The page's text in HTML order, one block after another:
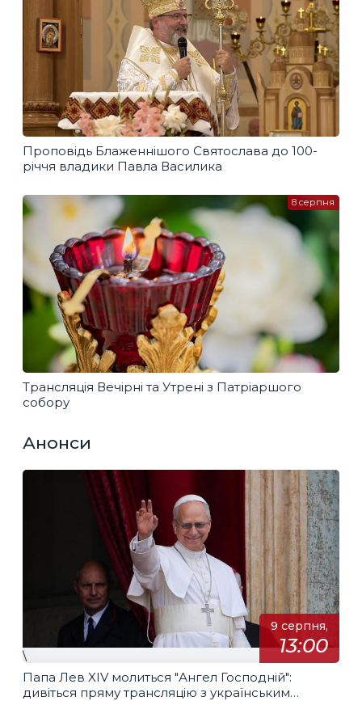
Проповідь Блаженнішого Святослава до 100-
річчя владики Павла Василика
Трансляція Вечірні та Утрені з Патріаршого
собору
8 серпня
Анонси
9 серпня,
13:00
\
Папа Лев XIV молиться "Ангел Господній":
дивіться пряму трансляцію з українським